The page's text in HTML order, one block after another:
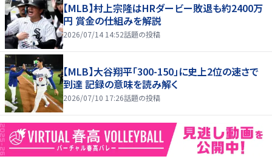
【MLB】村上宗隆はHRダービー敗退も約2400万
円 賞金の仕組みを解説
2026/07/14 14:52話題の投稿
【MLB】大谷翔平「300-150」に史上2位の速さで
到達 記録の意味を読み解く
2026/07/10 17:26話題の投稿